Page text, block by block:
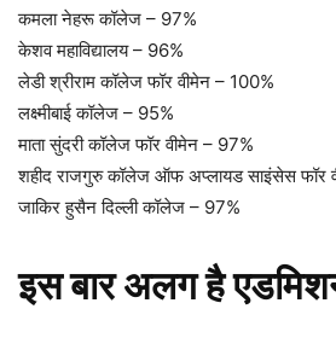
कमला नेहरू कॉलेज – 97%
केशव महाविद्यालय – 96%
लेडी श्रीराम कॉलेज फॉर वीमेन – 100%
लक्ष्मीबाई कॉलेज – 95%
माता सुंदरी कॉलेज फॉर वीमेन – 97%
शहीद राजगुरु कॉलेज ऑफ अप्लायड साइंसेस फॉर
जाकिर हुसैन दिल्ली कॉलेज – 97%
इस बार अलग है